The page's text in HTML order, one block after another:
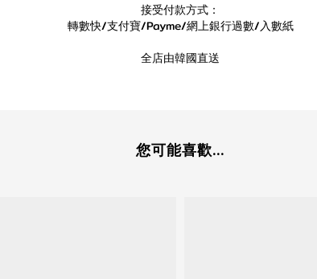
接受付款方式：
轉數快/支付寶/Payme/網上銀行過數/入數紙
全店由韓國直送
您可能喜歡...